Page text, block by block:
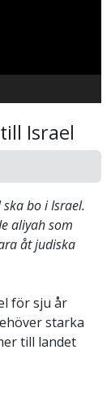
Israel
bo i Israel.
aliyah som
åt judiska
för sju år
starka
till landet